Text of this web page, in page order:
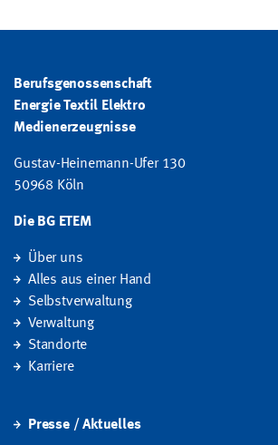
Berufsgenossenschaft
Energie Textil Elektro
Medienerzeugnisse
Gustav-Heinemann-Ufer 130
50968 Köln
Die BG ETEM
Über uns
Alles aus einer Hand
Selbstverwaltung
Verwaltung
Standorte
Karriere
Presse / Aktuelles